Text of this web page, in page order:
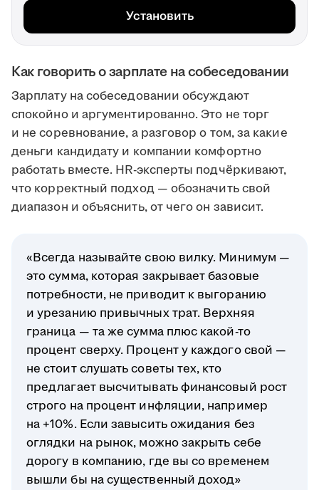
Установить
Как говорить о зарплате на собеседовании
Зарплату на собеседовании обсуждают
спокойно и аргументированно. Это не торг
и не соревнование, а разговор о том, за какие
деньги кандидату и компании комфортно
работать вместе. HR-эксперты подчёркивают,
что корректный подход — обозначить свой
диапазон и объяснить, от чего он зависит.
«Всегда называйте свою вилку. Минимум —
это сумма, которая закрывает базовые
потребности, не приводит к выгоранию
и урезанию привычных трат. Верхняя
граница — та же сумма плюс какой-то
процент сверху. Процент у каждого свой —
не стоит слушать советы тех, кто
предлагает высчитывать финансовый рост
строго на процент инфляции, например
на +10%. Если завысить ожидания без
оглядки на рынок, можно закрыть себе
дорогу в компанию, где вы со временем
вышли бы на существенный доход»